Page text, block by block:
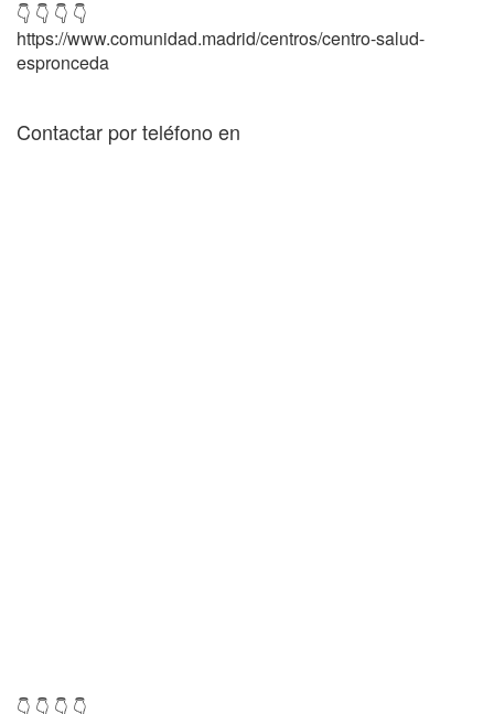
👇 👇 👇 👇
https://www.comunidad.madrid/centros/centro-salud-
espronceda
Contactar por teléfono en
👇 👇 👇 👇